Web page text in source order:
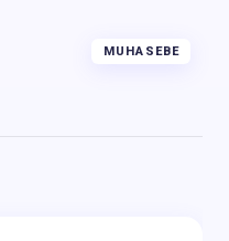
MUHASEBE